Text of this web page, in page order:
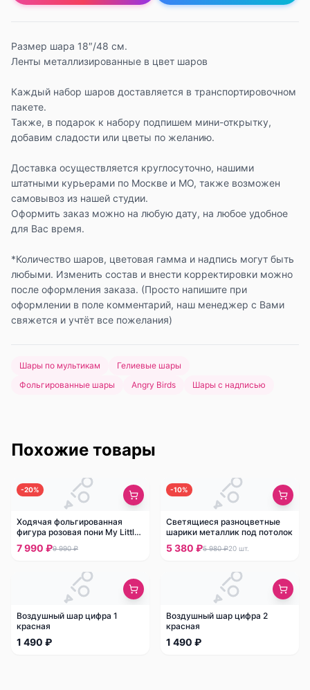
Размер шара 18″/48 см.
Ленты металлизированные в цвет шаров
Каждый набор шаров доставляется в транспортировочном
пакете.
Также, в подарок к набору подпишем мини-открытку,
добавим сладости или цветы по желанию.
Доставка осуществляется круглосуточно, нашими
штатными курьерами по Москве и МО, также возможен
самовывоз из нашей студии.
Оформить заказ можно на любую дату, на любое удобное
для Вас время.
*Количество шаров, цветовая гамма и надпись могут быть
любыми. Изменить состав и внести корректировки можно
после оформления заказа. (Просто напишите при
оформлении в поле комментарий, наш менеджер с Вами
свяжется и учтёт все пожелания)
Шары по мультикам
Гелиевые шары
Фольгированные шары
Angry Birds Шары с надписью
Похожие товары
-20%
Ходячая фольгированная
фигура розовая пони My Little
Pony
7 990 ₽9 990 ₽
-10%
Светящиеся разноцветные
шарики металлик под потолок
5 380 ₽5 980 ₽20 шт.
Воздушный шар цифра 1
красная
1 490 ₽
Воздушный шар цифра 2
красная
1 490 ₽